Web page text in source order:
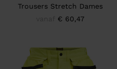
Trousers Stretch Dames
€ 60,47